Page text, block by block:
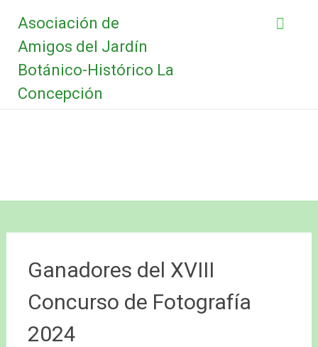
contenido
Asociación de
Amigos del Jardín
Botánico-Histórico La
Concepción
Ganadores del XVIII
Concurso de Fotografía
2024